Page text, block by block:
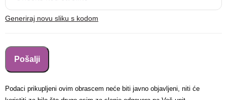
Generiraj novu sliku s kodom
Podaci prikupljeni ovim obrascem neće biti javno objavljeni, niti će